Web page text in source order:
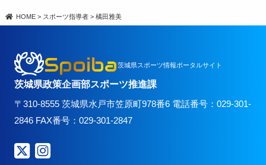
HOME > スポーツ指導者 >橘田雅美
Spoiba茨城県スポーツ情報ポータルサイト
茨城県政策企画部スポーツ推進課
〒310-8555 茨城県水戸市笠原町978番6 電話番号：029-301-
2846 FAX番号：029-301-2847